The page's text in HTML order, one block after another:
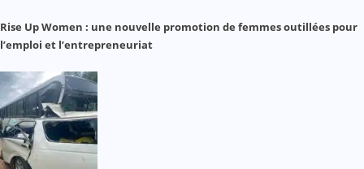
Rise Up Women : une nouvelle promotion de femmes outillées pour
l’emploi et l’entrepreneuriat